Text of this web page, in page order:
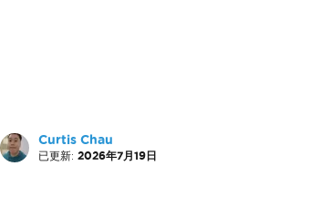
Curtis Chau
已更新: 2026年7月19日